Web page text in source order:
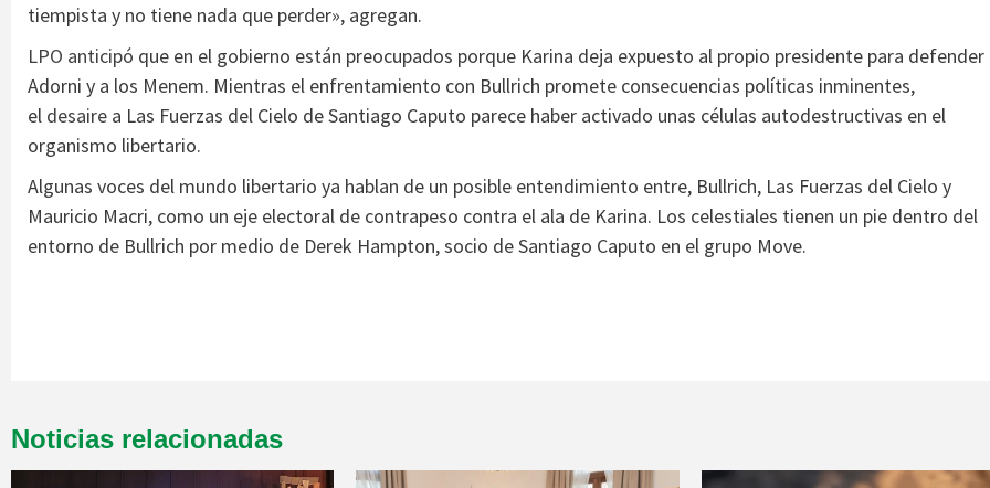
tiempista y no tiene nada que perder», agregan.
LPO anticipó que en el gobierno están preocupados porque Karina deja expuesto al propio presidente para defender
Adorni y a los Menem. Mientras el enfrentamiento con Bullrich promete consecuencias políticas inminentes,
el desaire a Las Fuerzas del Cielo de Santiago Caputo parece haber activado unas células autodestructivas en el
organismo libertario.
Algunas voces del mundo libertario ya hablan de un posible entendimiento entre, Bullrich, Las Fuerzas del Cielo y
Mauricio Macri, como un eje electoral de contrapeso contra el ala de Karina. Los celestiales tienen un pie dentro del
entorno de Bullrich por medio de Derek Hampton, socio de Santiago Caputo en el grupo Move.
Noticias relacionadas